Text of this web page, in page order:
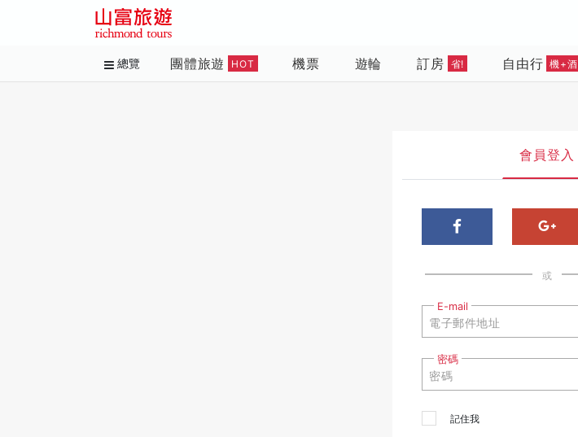
總覽 團體旅遊 HOT 機票 遊輪 訂房 省! 自由行 機+酒
會員登入
或
E-mail
密碼
記住我